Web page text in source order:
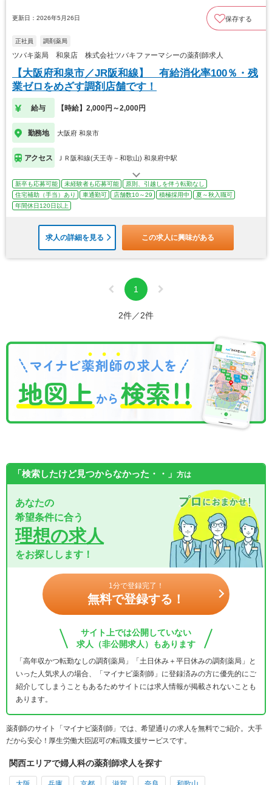
更新日：2026年5月26日 保存する
正社員 調剤薬局
ツバキ薬局 和泉店 株式会社ツバキファーマシーの薬剤師求人
【大阪府和泉市／JR阪和線】 有給消化率100％・残
業ゼロをめざす調剤店舗です！
給与 【時給】2,000円～2,000円
勤務地 大阪府 和泉市
アクセス ＪＲ阪和線(天王寺－和歌山) 和泉府中駅
新卒も応募可能 未経験者も応募可能
原則、引越しを伴う転勤なし
住宅補助（手当）あり
車通勤可 店舗数10～29 積極採用中
夏～秋入職可
年間休日120日以上
求人の詳細を見る この求人に興味がある
1
2件／2件
「検索したけど見つからなかった・・」 方は
あなたの
希望条件に合う
理想の求人
をお探しします！
1分で登録完了！
無料で登録する！
サイト上では公開していない
求人（非公開求人）もあります
「高年収かつ転勤なしの調剤薬局」「土日休み＋平日休みの調剤薬局」と
いった人気求人の場合、「マイナビ薬剤師」に登録済みの方に優先的にご
紹介してしまうこともあるためサイトには求人情報が掲載されないことも
あります。
薬剤師のサイト「マイナビ薬剤師」では、希望通りの求人を無料でご紹介。大手
だから安心！厚生労働大臣認可の転職支援サービスです。
関西エリアで婦人科の薬剤師求人を探す